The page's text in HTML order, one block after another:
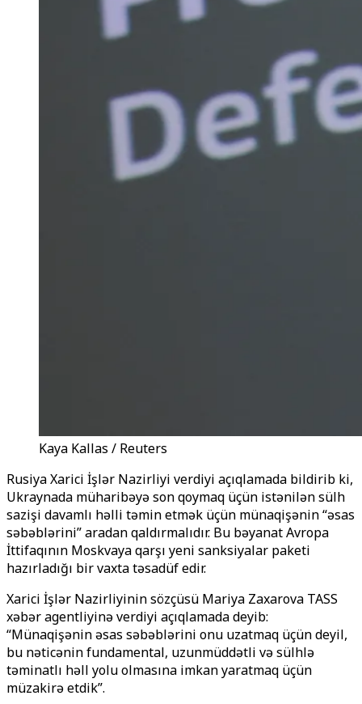
Kaya Kallas / Reuters
Rusiya Xarici İşlər Nazirliyi verdiyi açıqlamada bildirib ki,
Ukraynada müharibəyə son qoymaq üçün istənilən sülh
sazişi davamlı həlli təmin etmək üçün münaqişənin “əsas
səbəblərini” aradan qaldırmalıdır. Bu bəyanat Avropa
İttifaqının Moskvaya qarşı yeni sanksiyalar paketi
hazırladığı bir vaxta təsadüf edir.
Xarici İşlər Nazirliyinin sözçüsü Mariya Zaxarova TASS
xəbər agentliyinə verdiyi açıqlamada deyib:
“Münaqişənin əsas səbəblərini onu uzatmaq üçün deyil,
bu nəticənin fundamental, uzunmüddətli və sülhlə
təminatlı həll yolu olmasına imkan yaratmaq üçün
müzakirə etdik”.